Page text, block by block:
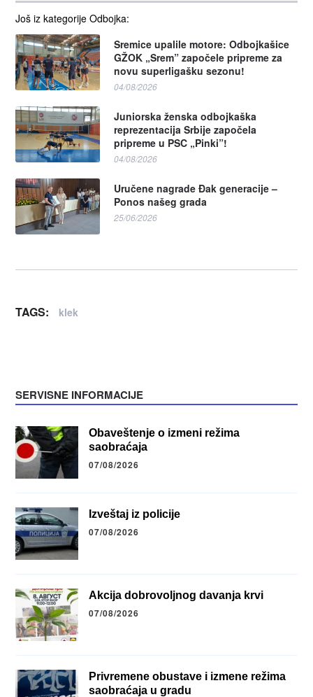
Još iz kategorije Odbojka:
Sremice upalile motore: Odbojkašice
GŽOK „Srem” započele pripreme za
novu superligašku sezonu!
04/08/2026
Juniorska ženska odbojkaška
reprezentacija Srbije započela
pripreme u PSC „Pinki”!
04/08/2026
Uručene nagrade Đak generacije –
Ponos našeg grada
25/06/2026
TAGS: klek
SERVISNE INFORMACIJE
Obaveštenje o izmeni režima
saobraćaja
07/08/2026
Izveštaj iz policije
07/08/2026
Akcija dobrovoljnog davanja krvi
07/08/2026
Privremene obustave i izmene režima
saobraćaja u gradu